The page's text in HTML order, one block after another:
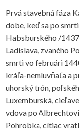
Prvá stavebná fáza
dobe, keď sa po
Habsburského /
Ladislava, zvaného
smrti vo februári
kráľa-nemluvňaťa a
uhorský trón,
Luxemburská,
vdova po
Pohrobka, cítiac